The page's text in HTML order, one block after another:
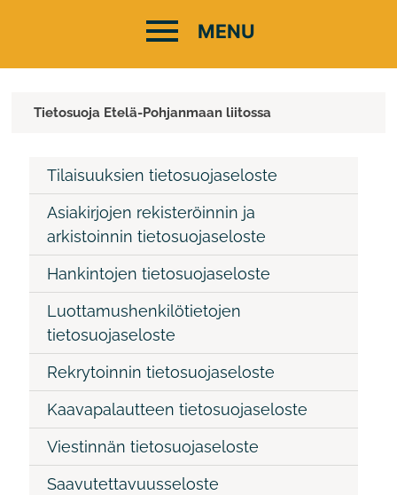
Tietosuoja Etelä-Pohjanmaan liitossa
Tilaisuuksien tietosuojaseloste
Asiakirjojen rekisteröinnin ja
arkistoinnin tietosuojaseloste
Hankintojen tietosuojaseloste
Luottamushenkilötietojen
tietosuojaseloste
Rekrytoinnin tietosuojaseloste
Kaavapalautteen tietosuojaseloste
Viestinnän tietosuojaseloste
Saavutettavuusseloste